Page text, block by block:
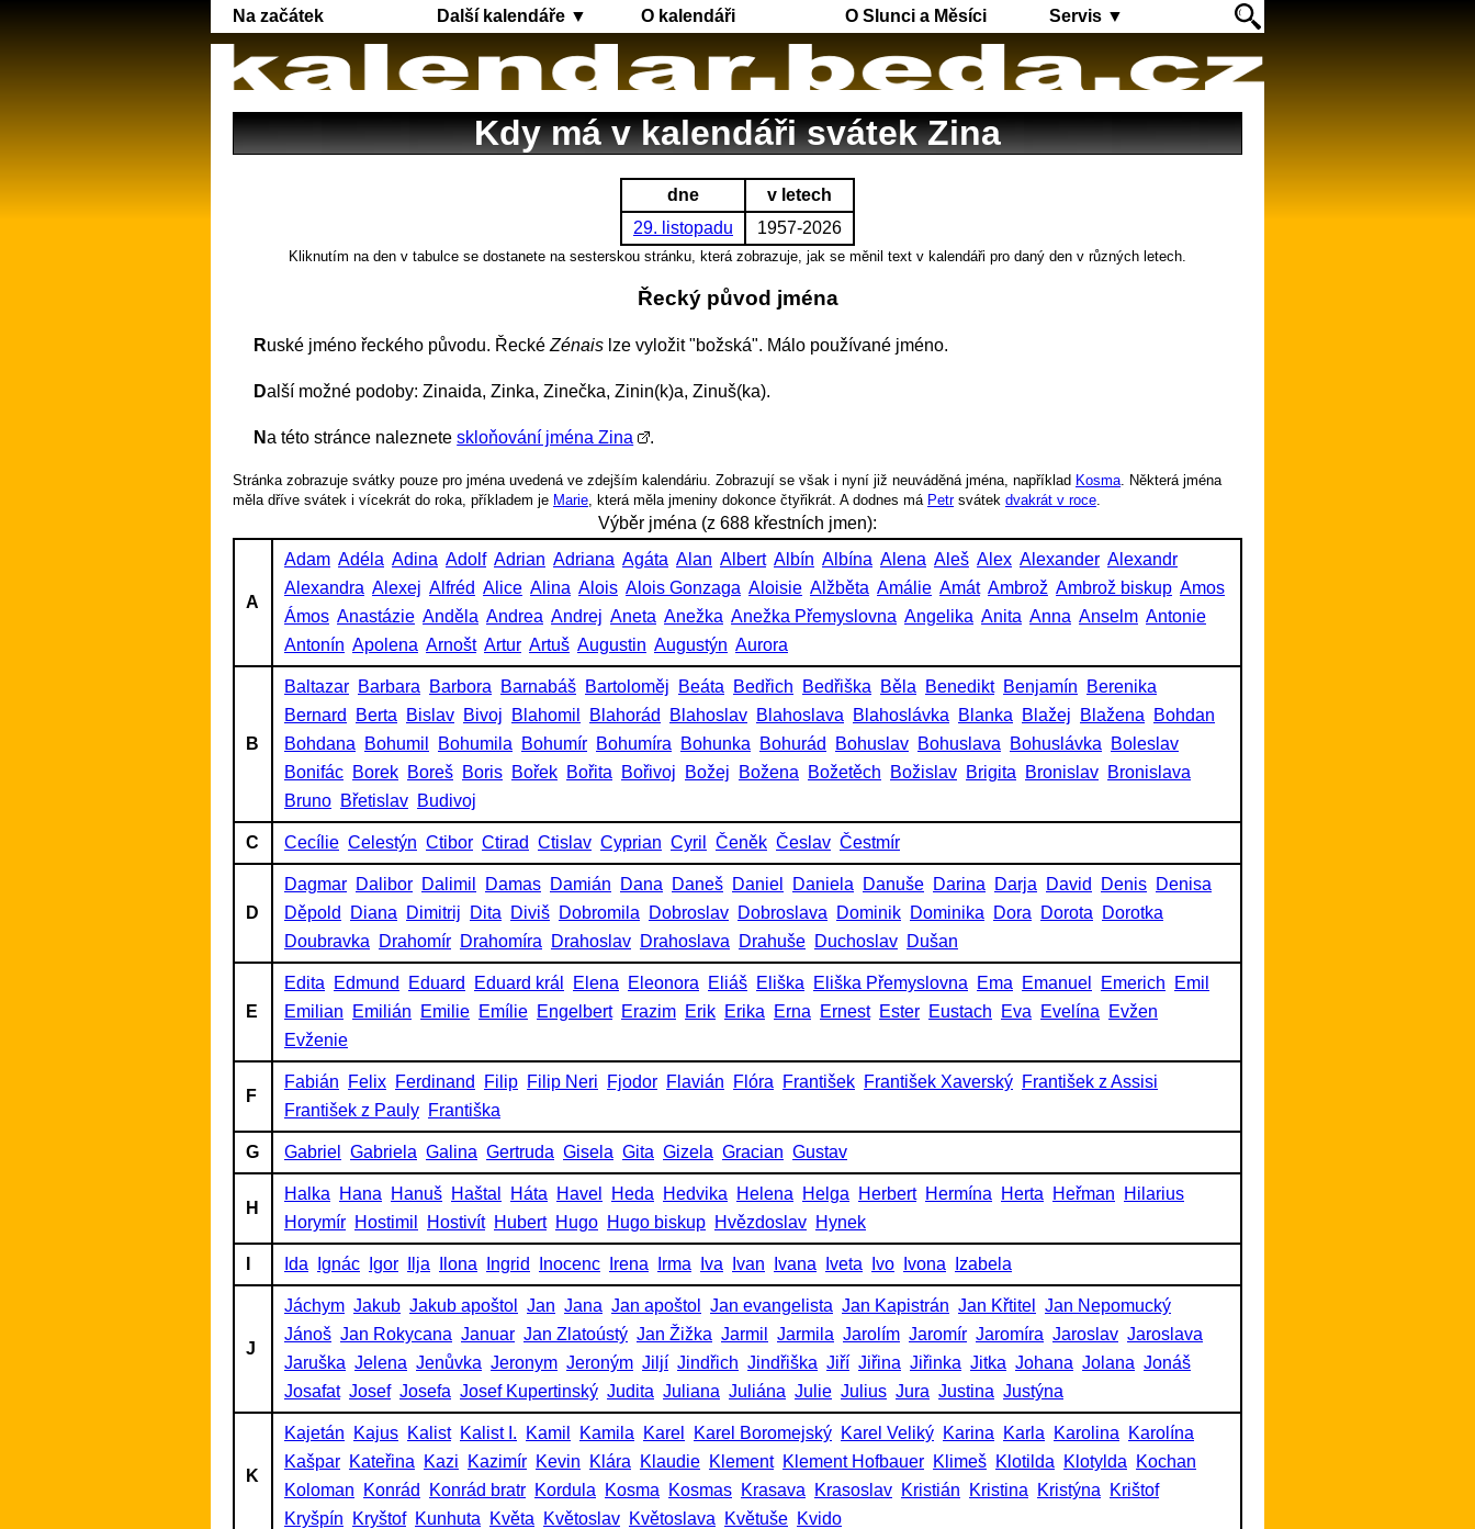
Na začátek Další kalendáře ▼ O kalendáři O Slunci a Měsíci Servis ▼
Kdy má v kalendáři svátek Zina
dne
v letech
29. listopadu
1957-2026
Kliknutím na den v tabulce se dostanete na sesterskou stránku, která zobrazuje, jak se měnil text v kalendáři pro daný den v různých letech.
Řecký původ jména
Ruské jméno řeckého původu. ŘeckéZénais lze vyložit "božská". Málo používané jméno.
Další možné podoby: Zinaida, Zinka, Zinečka, Zinin(k)a, Zinuš(ka).
Na této stránce nalezneteskloňování jména Zina .
Stránka zobrazuje svátky pouze pro jména uvedená ve zdejším kalendáriu. Zobrazují se však i nyní již neuváděná jména, například Kosma . Některá jména
měla dříve svátek i vícekrát do roka, příkladem je Marie , která měla jmeniny dokonce čtyřikrát. A dodnes má Petrsvátek dvakrát v roce
Výběr jména (z 688 křestních jmen):
A
Adam Adéla Adina Adolf Adrian Adriana Agáta Alan Albert Albín Albína Alena Aleš Alex Alexander Alexandr
Alexandra Alexej Alfréd Alice Alina Alois Alois Gonzaga Aloisie Alžběta Amálie Amát Ambrož Ambrož biskup Amos
Ámos Anastázie Anděla Andrea Andrej Aneta Anežka Anežka Přemyslovna Angelika Anita Anna Anselm Antonie
Antonín Apolena Arnošt Artur Artuš Augustin Augustýn Aurora
B
Baltazar Barbara Barbora Barnabáš Bartoloměj Beáta Bedřich Bedřiška Běla Benedikt Benjamín
Berenika
Bernard
Berta Bislav Bivoj Blahomil Blahorád Blahoslav Blahoslava Blahoslávka Blanka Blažej Blažena
Bohdan
Bohdana
Bohumil Bohumila Bohumír Bohumíra Bohunka Bohurád Bohuslav Bohuslava Bohuslávka
Boleslav
Bonifác Borek Boreš Boris Bořek Bořita Bořivoj Božej Božena Božetěch Božislav Brigita Bronislav Bronislava
Bruno Břetislav Budivoj
C Cecílie Celestýn Ctibor Ctirad Ctislav Cyprian Cyril Čeněk Česlav Čestmír
D
Dagmar Dalibor Dalimil Damas Damián Dana Daneš Daniel Daniela Danuše Darina Darja David Denis Denisa
Děpold
Diana Dimitrij Dita Diviš Dobromila Dobroslav Dobroslava Dominik Dominika Dora Dorota
Dorotka
Doubravka
Drahomír Drahomíra Drahoslav Drahoslava Drahuše Duchoslav Dušan
E
Edita Edmund Eduard Eduard král Elena Eleonora Eliáš Eliška Eliška Přemyslovna Ema Emanuel Emerich
Emil
Emilian
Emilián Emilie Emílie Engelbert Erazim Erik Erika Erna Ernest Ester Eustach Eva Evelína
Evžen
Evženie
F
Fabián Felix Ferdinand Filip Filip Neri Fjodor Flavián Flóra František František Xaverský František z Assisi
František z Pauly Františka
G Gabriel Gabriela Galina Gertruda Gisela Gita Gizela Gracian Gustav
H
Halka Hana Hanuš Haštal Háta Havel Heda Hedvika Helena Helga Herbert Hermína Herta Heřman
Hilarius
Horymír Hostimil Hostivít Hubert Hugo Hugo biskup Hvězdoslav Hynek
Ida Ignác Igor Ilja Ilona Ingrid Inocenc Irena Irma Iva Ivan Ivana Iveta Ivo Ivona Izabela
J
Jáchym Jakub Jakub apoštol Jan Jana Jan apoštol Jan evangelista Jan Kapistrán Jan Křtitel
Jan Nepomucký
Jánoš Jan Rokycana Januar Jan Zlatoústý Jan Žižka Jarmil Jarmila Jarolím Jaromír Jaromíra Jaroslav Jaroslava
Jaruška Jelena Jenůvka Jeronym Jeroným Jiljí Jindřich Jindřiška Jiří Jiřina Jiřinka Jitka Johana Jolana Jonáš
Josafat Josef Josefa Josef Kupertinský Judita Juliana Juliána Julie Julius Jura Justina Justýna
K
Kajetán Kajus Kalist Kalist I. Kamil Kamila Karel Karel Boromejský Karel Veliký Karina Karla Karolina
Karolína
Kašpar Kateřina Kazi Kazimír Kevin Klára Klaudie Klement Klement Hofbauer Klimeš Klotilda Klotylda
Kochan
Koloman
Konrád Konrád bratr Kordula Kosma Kosmas Krasava Krasoslav Kristián Kristina Kristýna
Krištof
Kryšpín
Kryštof Kunhuta Květa Květoslav Květoslava Květuše Kvido